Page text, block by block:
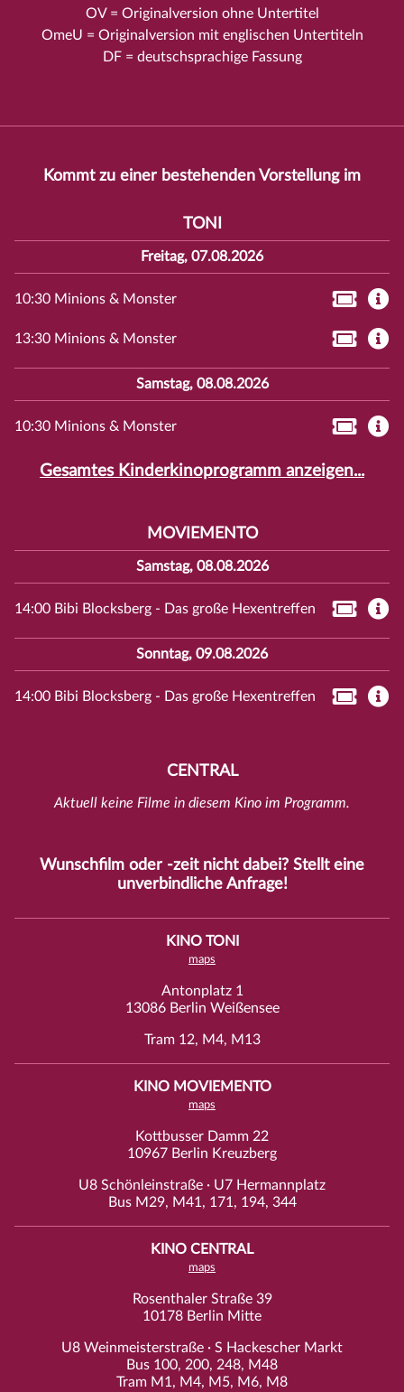
OV = Originalversion ohne Untertitel
OmeU = Originalversion mit englischen Untertiteln
DF = deutschsprachige Fassung
Kommt zu einer bestehenden Vorstellung im
TONI
Freitag, 07.08.2026
10:30 Minions & Monster
13:30 Minions & Monster
Samstag, 08.08.2026
10:30 Minions & Monster
Gesamtes Kinderkinoprogramm anzeigen...
MOVIEMENTO
Samstag, 08.08.2026
14:00 Bibi Blocksberg - Das große Hexentreffen
Sonntag, 09.08.2026
14:00 Bibi Blocksberg - Das große Hexentreffen
CENTRAL
Aktuell keine Filme in diesem Kino im Programm.
Wunschfilm oder -zeit nicht dabei? Stellt eine
unverbindliche Anfrage!
KINO TONI
maps
Antonplatz 1
13086 Berlin Weißensee
Tram 12, M4, M13
KINO MOVIEMENTO
maps
Kottbusser Damm 22
10967 Berlin Kreuzberg
U8 Schönleinstraße · U7 Hermannplatz
Bus M29, M41, 171, 194, 344
KINO CENTRAL
maps
Rosenthaler Straße 39
10178 Berlin Mitte
U8 Weinmeisterstraße · S Hackescher Markt
Bus 100, 200, 248, M48
Tram M1, M4, M5, M6, M8